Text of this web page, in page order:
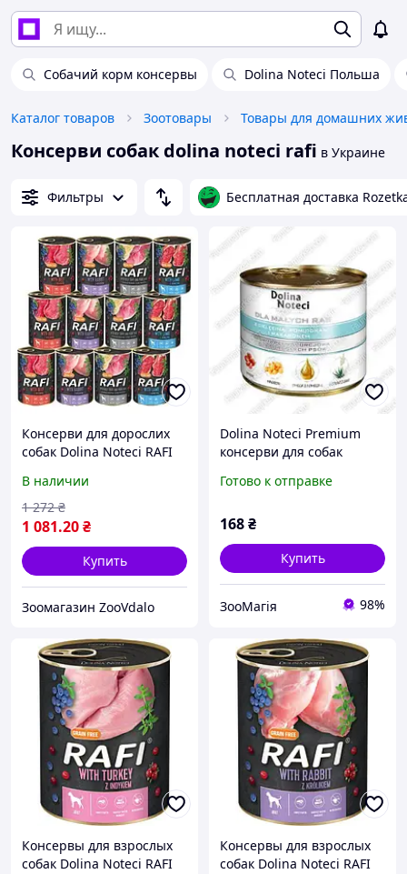
Собачий корм консервы Dolina Noteci Польша
Каталог товаров Зоотовары
Консерви собак dolina noteci rafi в Украине
Фильтры Бесплатная доставка
Консерви для дорослих
собак Dolina Noteci RAFI
(5664)
В наличии
1 081.20₴
1 272 ₴
Купить
Зоомагазин ZooVdalo
Dolina Noteci Premium
консерви для собак
телятиной, помидорами и
Готово к отправке
168₴
Купить
ЗооМагія 98%
Консервы для взрослых
собак Dolina Noteci RAFI
Консервы для взрослых
собак Dolina Noteci RAFI